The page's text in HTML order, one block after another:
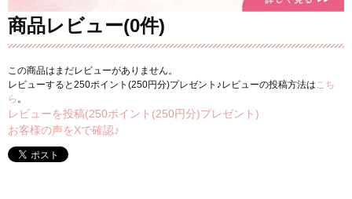
商品レビュー(0件)
この商品はまだレビューがありません。
レビューすると250ポイント(250円分)プレゼント♪レビューの投稿方法は こち
ら 。
レビューを投稿(250ポイント(250円分)プレゼント)
お客様の声をXで確認♪